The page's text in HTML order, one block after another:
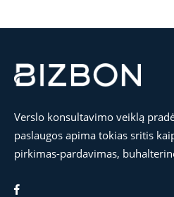
Verslo konsultavimo veiklą
paslaugos apima tokias sritis
pirkimas-pardavimas,